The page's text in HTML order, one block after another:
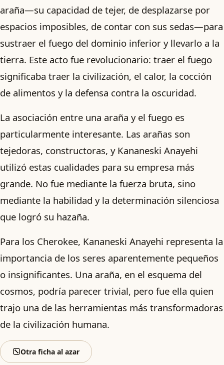
araña—su capacidad de tejer, de desplazarse por
espacios imposibles, de contar con sus sedas—para
sustraer el fuego del dominio inferior y llevarlo a la
tierra. Este acto fue revolucionario: traer el fuego
significaba traer la civilización, el calor, la cocción
de alimentos y la defensa contra la oscuridad.
La asociación entre una araña y el fuego es
particularmente interesante. Las arañas son
tejedoras, constructoras, y Kananeski Anayehi
utilizó estas cualidades para su empresa más
grande. No fue mediante la fuerza bruta, sino
mediante la habilidad y la determinación silenciosa
que logró su hazaña.
Para los Cherokee, Kananeski Anayehi representa la
importancia de los seres aparentemente pequeños
o insignificantes. Una araña, en el esquema del
cosmos, podría parecer trivial, pero fue ella quien
trajo una de las herramientas más transformadoras
de la civilización humana.
Otra ficha al azar